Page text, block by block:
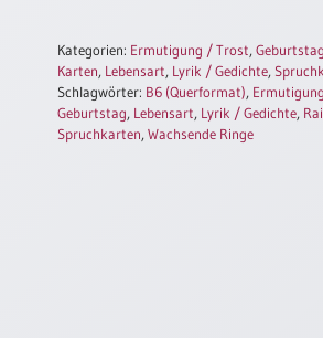
Kirchen(wieder)eintritt
PC-
Kategorien: Ermutigung / Trost,
Karten, Lebensart, Lyrik / Gedichte,
Schlagwörter: B6 (Querformat),
Geburtstag, Lebensart, Lyrik / Gedichte,
Spruchkarten,Wachsende Ringe